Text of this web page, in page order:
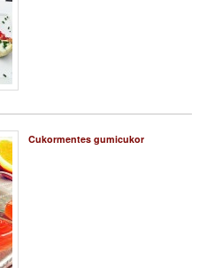
Cukormentes gumicukor